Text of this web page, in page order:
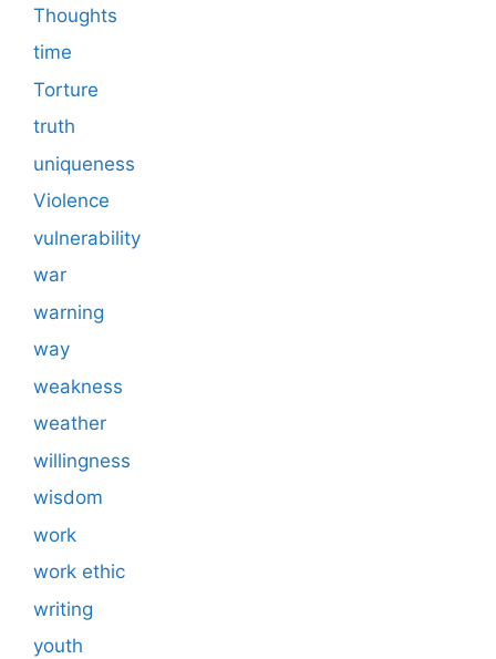
Thoughts
time
Torture
truth
uniqueness
Violence
vulnerability
war
warning
way
weakness
weather
willingness
wisdom
work
work ethic
writing
youth